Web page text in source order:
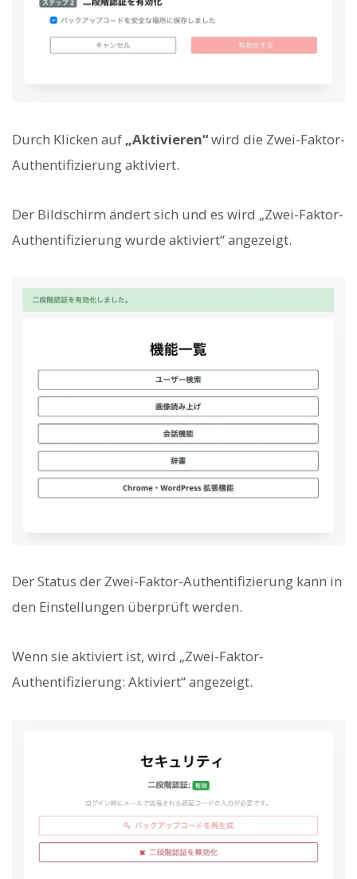
Durch Klicken auf „Aktivieren“wird die Zwei-Faktor-
Authentifizierung aktiviert.
Der Bildschirm ändert sich und es wird „Zwei-Faktor-
Authentifizierung wurde aktiviert“ angezeigt.
Der Status der Zwei-Faktor-Authentifizierung kann in
den Einstellungen überprüft werden.
Wenn sie aktiviert ist, wird „Zwei-Faktor-
Authentifizierung: Aktiviert“ angezeigt.